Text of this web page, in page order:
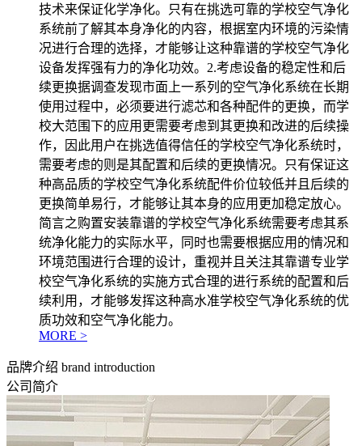
技术来保证化学净化。只有在挑选可靠的学校空气净化
系统前了解其本身净化的内容，根据室内环境的污染情
况进行合理的选择，才能够让这种靠谱的学校空气净化
设备发挥强有力的净化功效。2.考虑设备的稳定性和后
续更换据调查发现市面上一系列的空气净化系统在长期
使用过程中，必须要进行滤芯和各种配件的更换，而学
校大范围下的应用更需要考虑到其更换和改进的后续操
作，因此用户在挑选值得信任的学校空气净化系统时，
需要考虑的则是其配置和后续的更换情况。只有保证这
种高品质的学校空气净化系统配件价位较低并且后续的
更换简单易行，才能够让其本身的应用更加稳定放心。
简言之购置安装靠谱的学校空气净化系统需要考虑其系
统净化能力的实际水平，同时也需要根据应用的情况和
环境范围进行合理的设计，重视并且关注其靠谱专业学
校空气净化系统的实施方式合理的进行系统的配置和后
续利用，才能够发挥这种高水准学校空气净化系统的优
质功效和空气净化能力。
MORE >
品牌介绍 brand introduction
公司简介